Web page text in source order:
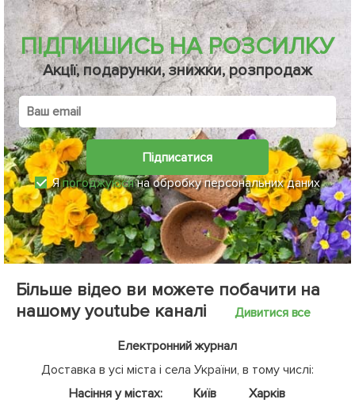
ПІДПИШИСЬ НА РОЗСИЛКУ
Акції, подарунки, знижки, розпродаж
Підписатися
Япогоджуюсяна обробку персональних даних
Більше відео ви можете побачити на
нашому youtube каналі
Дивитися все
Електронний журнал
Доставка в усі міста і села України, в тому числі:
Насіння у містах:
Київ
Харків